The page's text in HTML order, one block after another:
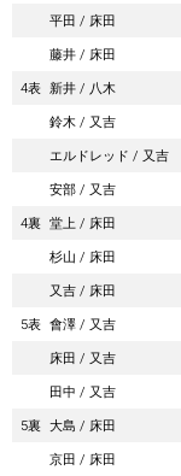
平田 床田
藤井
床田
4表 新井 八木
鈴木
又吉
エルドレッド
又吉
安部
又吉
4裏 堂上 床田
杉山
床田
又吉
床田
5表 會澤 又吉
床田
又吉
田中
又吉
5裏 大島 床田
京田
床田